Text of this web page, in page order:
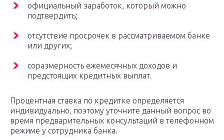
официальный заработок, который можно
подтвердить;
отсутствие просрочек в рассматриваемом банке
или других;
соразмерность ежемесячных доходов и
предстоящих кредитных выплат.
Процентная ставка по кредитке определяется
индивидуально, поэтому уточните данный вопрос во
время предварительных консультаций в телефонном
режиме у сотрудника банка.